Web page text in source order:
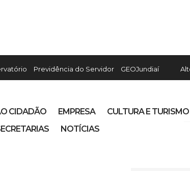
Previdência do Servidor GEOJundiaí
CIDADÃO EMPRESA
CULTURA E TURISMO
NOTÍCIAS